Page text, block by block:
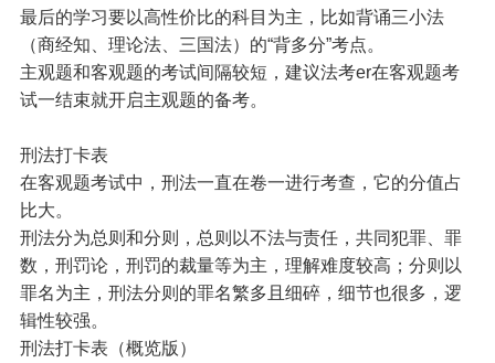
最后的学习要以高性价比的科目为主，比如背诵三小法
（商经知、理论法、三国法）的“背多分”考点。
主观题和客观题的考试间隔较短，建议法考er在客观题考
试一结束就开启主观题的备考。
刑法打卡表
在客观题考试中，刑法一直在卷一进行考查，它的分值占
比大。
刑法分为总则和分则，总则以不法与责任，共同犯罪、罪
数，刑罚论，刑罚的裁量等为主，理解难度较高；分则以
罪名为主，刑法分则的罪名繁多且细碎，细节也很多，逻
辑性较强。
刑法打卡表（概览版）